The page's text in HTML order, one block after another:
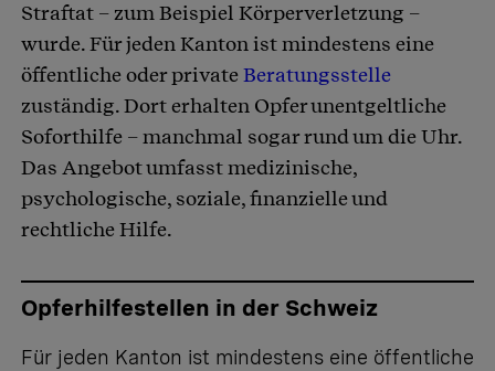
Straftat – zum Beispiel Körperverletzung –
wurde. Für jeden Kanton ist mindestens eine
öffentliche oder privateBeratungsstelle
zuständig. Dort erhalten Opfer unentgeltliche
Soforthilfe – manchmal sogar rund um die Uhr.
Das Angebot umfasst medizinische,
psychologische, soziale, finanzielle und
rechtliche Hilfe.
Opferhilfestellen in der Schweiz
Für jeden Kanton ist mindestens eine öffentliche